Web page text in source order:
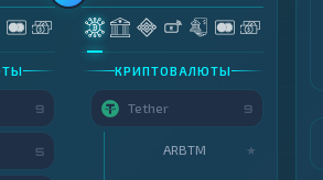
9
5
КРИПТОВАЛЮТЫ
Tether 9
ARBTM ★